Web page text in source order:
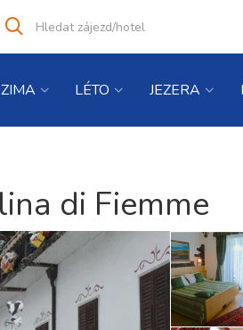
co
Vyhledat
ZIMA LÉTO JEZERA
di Fiemme